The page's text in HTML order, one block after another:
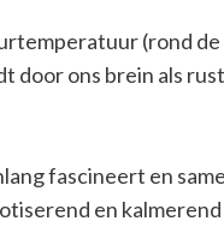
(rond
door ons brein als
fascineert en
en